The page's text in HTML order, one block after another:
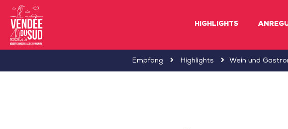
Sud
HIGHLIGHTS
Empfang Highlights Wein und